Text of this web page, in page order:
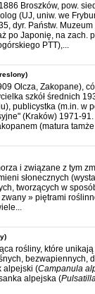
Broszków, pow.
(UJ, uniw. we
dyr. Państw.
po Japonię, na zach.
PTT),...
Olcza, Zakopane),
szkół średnich
publicystka (m.in. w
(Kraków) 1971-
(matura
i związane z tym
słonecznych
tworzących w
» piętrami
rośliny, które
bezwapiennych,
alpejski (Campanula
alpejska (